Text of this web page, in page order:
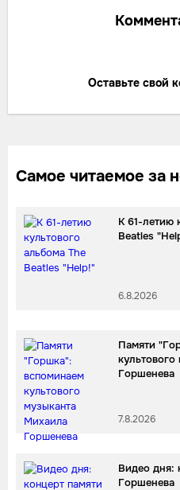
Оставьте свой
Самое читаемое за
К 61-летию
Beatles
6.8.2026
Памяти
Горшенева
7.8.2026
Видео дня:
Горшенева